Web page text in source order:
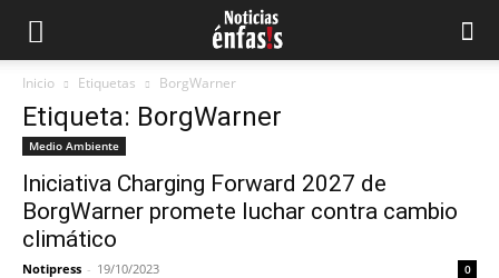
Inicio Etiquetas BorgWarner
Etiqueta: BorgWarner
Medio Ambiente
Iniciativa Charging Forward 2027 de
BorgWarner promete luchar contra cambio
climático
Notipress - 19/10/2023 0